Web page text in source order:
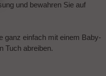
und bewahren Sie auf
ganz einfach mit einem Baby-
Tuch abreiben.